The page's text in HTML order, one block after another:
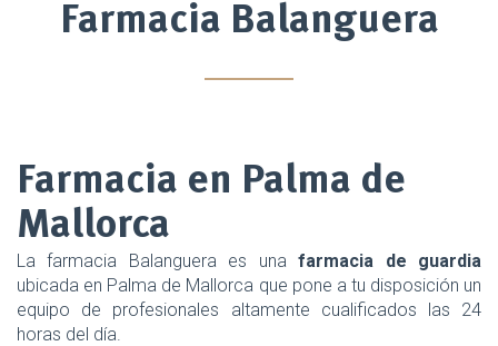
Farmacia Balanguera
Farmacia en Palma de
Mallorca
La farmacia Balanguera es unafarmacia de guardia
ubicada en Palma de Mallorca que pone a tu disposición un
equipo de profesionales altamente cualificados las 24
horas del día.